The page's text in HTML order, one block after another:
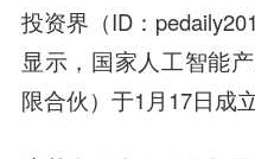
投资界（ID：
显示， 国家人工智能
限合伙） 于1月17日成